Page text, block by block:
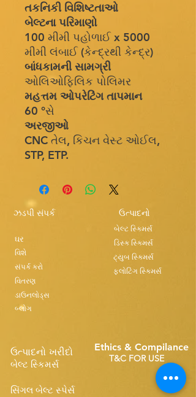
તકનિકી વિશિષ્ટતાઓ
બેલ્ટના પરિમાણો
100 મીમી પહોળાઈ x 5000
મીમી લંબાઈ (કેન્દ્રથી કેન્દ્ર)
બાંધકામની સામગ્રી
ઓલિઓફિલિક પોલિમર
મહત્તમ ઓપરેટિંગ તાપમાન
60 °સે
અરજીઓ
CNC તેલ, કિચન વેસ્ટ ઓઈલ,
STP, ETP.
ઝડપી સંપર્ક
ઘર
વિશે
સંપર્ક કરો
વિતરણ
ડાઉનલોડ્સ
બ્લોગ
ઉત્પાદનો
બેલ્ટ સ્કિમર્સ
ડિસ્ક સ્કિમર્સ
ટ્યુબ સ્કિમર્સ
ફ્લોટિંગ સ્કિમર્સ
ઉત્પાદનો ખરીદો
બેલ્ટ સ્કિમર્સ
Ethics & Compilance
T&C FOR USE
સિંગલ બેલ્ટ સ્પેર્સ